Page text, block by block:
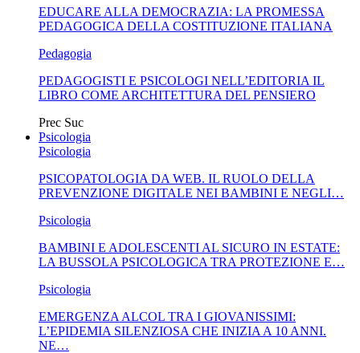
EDUCARE ALLA DEMOCRAZIA: LA PROMESSA
PEDAGOGICA DELLA COSTITUZIONE ITALIANA
Pedagogia
PEDAGOGISTI E PSICOLOGI NELL’EDITORIA IL
LIBRO COME ARCHITETTURA DEL PENSIERO
Prec Suc
Psicologia
Psicologia
PSICOPATOLOGIA DA WEB. IL RUOLO DELLA
PREVENZIONE DIGITALE NEI BAMBINI E NEGLI…
Psicologia
BAMBINI E ADOLESCENTI AL SICURO IN ESTATE:
LA BUSSOLA PSICOLOGICA TRA PROTEZIONE E…
Psicologia
EMERGENZA ALCOL TRA I GIOVANISSIMI:
L’EPIDEMIA SILENZIOSA CHE INIZIA A 10 ANNI.
NE…